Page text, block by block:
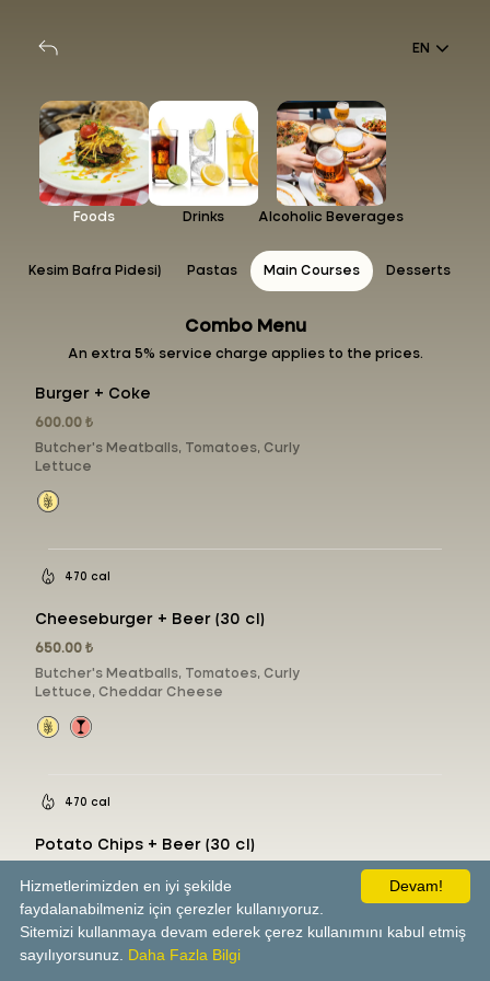
EN
Foods Drinks Alcoholic Beverages
Kesim Bafra Pidesi) Pastas Main Courses Desserts
Combo Menu
An extra 5% service charge applies to the prices.
Burger + Coke
600.00 ₺
Butcher's Meatballs, Tomatoes, Curly
Lettuce
470 cal
Cheeseburger + Beer (30 cl)
650.00 ₺
Butcher's Meatballs, Tomatoes, Curly
Lettuce, Cheddar Cheese
470 cal
Potato Chips + Beer (30 cl)
Devam!
Hizmetlerimizden en iyi şekilde
faydalanabilmeniz için çerezler kullanıyoruz.
Sitemizi kullanmaya devam ederek çerez kullanımını kabul etmiş
sayılıyorsunuz. Daha Fazla Bilgi